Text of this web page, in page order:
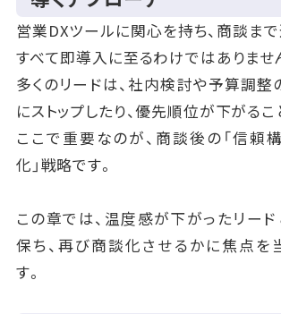
営業DXツールに関心を持ち、商談ま
すべて即導入に至るわけではありませ
多くのリードは、社内検討や予算調
にストップしたり、優先順位が下がるこ
ここで重要なのが、商談後の「信頼
化」戦略です。
この章では、温度感が下がったリー
保ち、再び商談化させるかに焦点を
す。